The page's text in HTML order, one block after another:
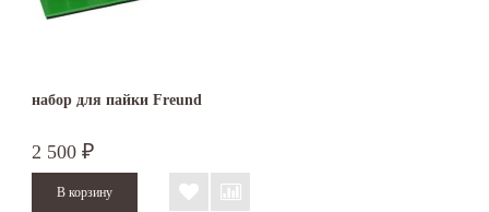
набор для пайки Freund
2 500 ₽